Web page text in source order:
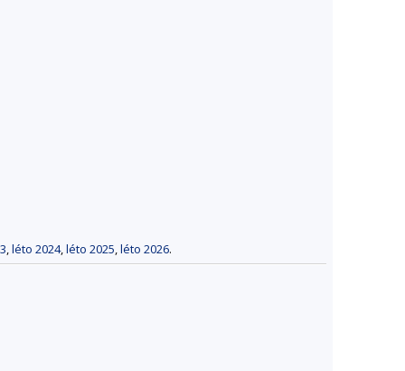
,léto 2024,léto 2025,léto 2026.